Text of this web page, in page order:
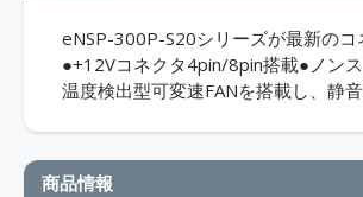
eNSP-300P-S20シリーズが最新のコ
●+12Vコネクタ4pin/8pin搭載●ノン
温度検出型可変速FANを搭載し、静
商品情報